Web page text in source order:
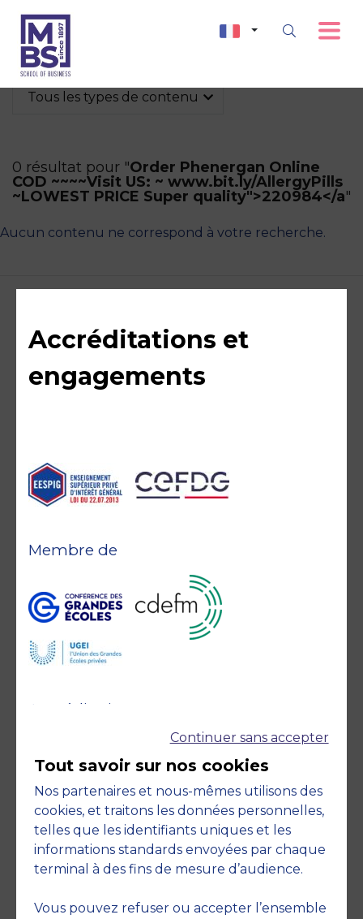
Tous les types de contenu
0 résultat pour "Order Phenergan Online
COD ~~~~Visit US: ~ www.bit.ly/AllergyPills
~LOWEST PRICE Super quality">220984</a"
Aucun contenu ne correspond à votre recherche.
Accréditations et
engagements
Accréditations
Membre de
Engagements
Continuer sans accepter
Tout savoir sur nos cookies
Nos partenaires et nous-mêmes utilisons des
cookies, et traitons les données personnelles,
telles que les identifiants uniques et les
informations standards envoyées par chaque
terminal à des fins de mesure d’audience.
Vous pouvez refuser ou accepter l’ensemble